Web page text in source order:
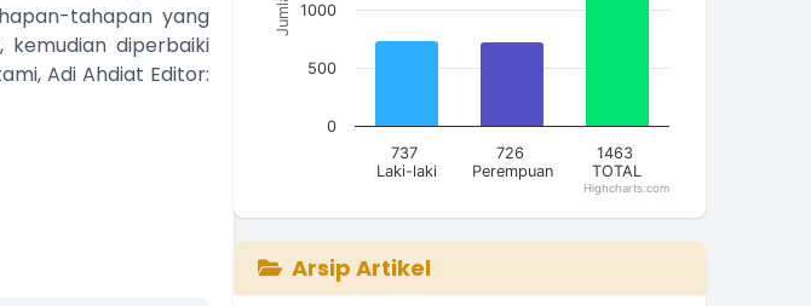
tahapan yang
kemudian diperbaiki
Adi Ahdiat Editor:
737
Laki-laki
726
Perempuan
1463
TOTAL
0
500
1000
Highcharts.com
Arsip Artikel